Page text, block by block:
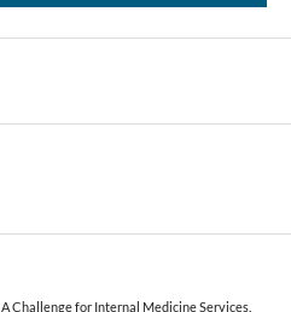
Challenge for Internal Medicine Services.